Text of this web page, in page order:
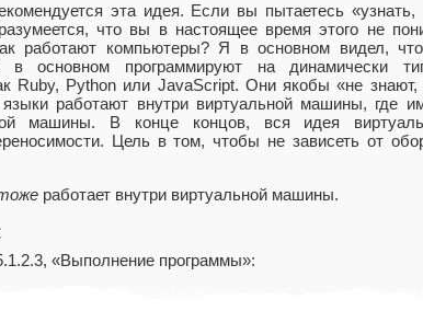
эта идея. Если вы пытаетесь «узнать,
что вы в настоящее время этого не
работают компьютеры? Я в основном видел,
основном программируют на динамически
Ruby, Python или JavaScript. Они якобы «не знают,
работают внутри виртуальной машины, где
машины. В конце концов, вся идея
Цель в том, чтобы не зависеть от
работает внутри виртуальной машины.
«Выполнение программы»: